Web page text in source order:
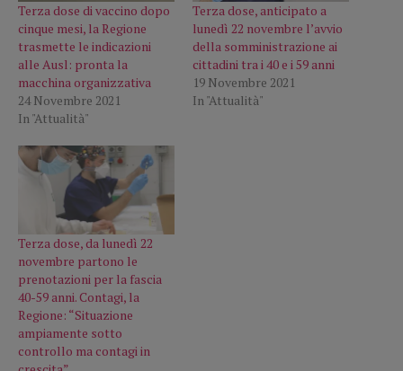
Terza dose di vaccino dopo
cinque mesi, la Regione
trasmette le indicazioni
alle Ausl: pronta la
macchina organizzativa
24 Novembre 2021
In "Attualità"
Terza dose, anticipato a
lunedì 22 novembre l’avvio
della somministrazione ai
cittadini tra i 40 e i 59 anni
19 Novembre 2021
In "Attualità"
Terza dose, da lunedì 22
novembre partono le
prenotazioni per la fascia
40-59 anni. Contagi, la
Regione: “Situazione
ampiamente sotto
controllo ma contagi in